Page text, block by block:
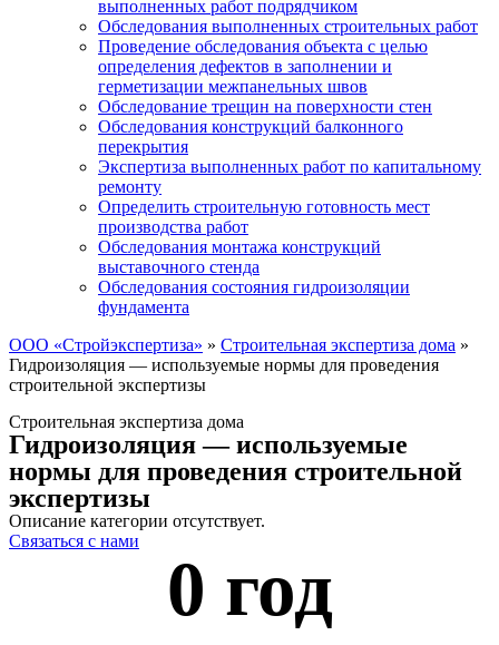
выполненных работ подрядчиком
Обследования выполненных строительных работ
Проведение обследования объекта с целью
определения дефектов в заполнении и
герметизации межпанельных швов
Обследование трещин на поверхности стен
Обследования конструкций балконного
перекрытия
Экспертиза выполненных работ по капитальному
ремонту
Определить строительную готовность мест
производства работ
Обследования монтажа конструкций
выставочного стенда
Обследования состояния гидроизоляции
фундамента
ООО «Стройэкспертиза» » Строительная экспертиза дома »
Гидроизоляция — используемые нормы для проведения
строительной экспертизы
Строительная экспертиза дома
Гидроизоляция — используемые
нормы для проведения строительной
экспертизы
Описание категории отсутствует.
Связаться с нами
0 год